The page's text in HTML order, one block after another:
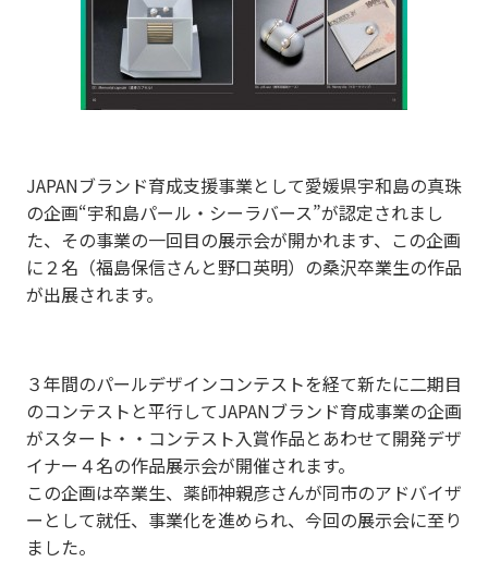
JAPANブランド育成支援事業として愛媛県宇和島の真珠
の企画“宇和島パール・シーラバース”が認定されまし
た、その事業の一回目の展示会が開かれます、この企画
に２名（福島保信さんと野口英明）の桑沢卒業生の作品
が出展されます。
３年間のパールデザインコンテストを経て新たに二期目
のコンテストと平行してJAPANブランド育成事業の企画
がスタート・・コンテスト入賞作品とあわせて開発デザ
イナー４名の作品展示会が開催されます。
この企画は卒業生、薬師神親彦さんが同市のアドバイザ
ーとして就任、事業化を進められ、今回の展示会に至り
ました。